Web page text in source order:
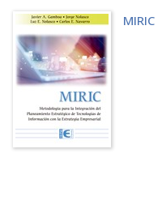
14.3 DIVISIÓN DE TAREAS
14.4 ACTUALIZACIÓN DEL
14.5 COMPARACIÓN DE LA
CAPÍTULO 15. APLICACIÓN DE
15.1 FILTRADO DE LAS TAREAS
15.1.1 Aplicación de autofiltros
15.1.2 Especificación de
15.1.3 Filtrado de tareas para
15.2 CREACIÓN DE UN FILTRO
MIRIC